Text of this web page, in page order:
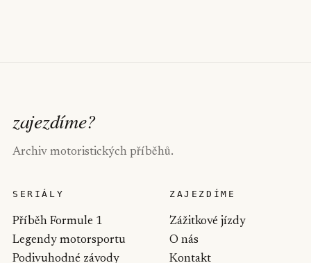
zajezdíme?
Archiv motoristických příběhů.
SERIÁLY
Příběh Formule 1
Legendy motorsportu
Podivuhodné závody
ZAJEZDÍME
Zážitkové jízdy
O nás
Kontakt